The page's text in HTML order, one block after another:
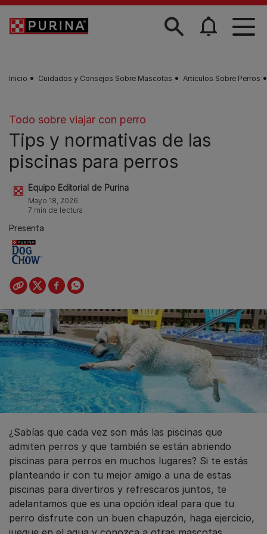
Skip to main content
Inicio Cuidados y Consejos Sobre Mascotas Artículos Sobre Perros
Todo sobre viajar con perro
Tips y normativas de las
piscinas para perros
Equipo Editorial de Purina
Mayo 18, 2026
7 min de lectura
Presenta
¿Sabías que cada vez son más las piscinas que
admiten perros y que también se están abriendo
piscinas para perros en muchos lugares? Si te estás
planteando ir con tu mejor amigo a una de estas
piscinas para divertiros y refrescaros juntos, te
adelantamos que es una opción ideal para que tu
perro disfrute con un buen chapuzón, haga ejercicio,